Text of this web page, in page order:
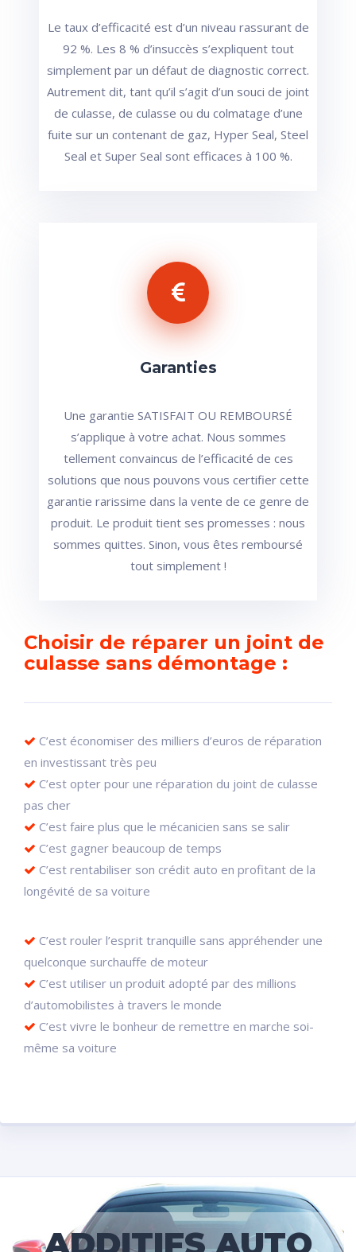
Le taux d’efficacité est d’un niveau rassurant de
92 %. Les 8 % d’insuccès s’expliquent tout
simplement par un défaut de diagnostic correct.
Autrement dit, tant qu’il s’agit d’un souci de joint
de culasse, de culasse ou du colmatage d’une
fuite sur un contenant de gaz, Hyper Seal, Steel
Seal et Super Seal sont efficaces à 100 %.
Garanties
Une garantie SATISFAIT OU REMBOURSÉ
s’applique à votre achat. Nous sommes
tellement convaincus de l’efficacité de ces
solutions que nous pouvons vous certifier cette
garantie rarissime dans la vente de ce genre de
produit. Le produit tient ses promesses : nous
sommes quittes. Sinon, vous êtes remboursé
tout simplement !
Choisir de réparer un joint de
culasse sans démontage :
C’est économiser des milliers d’euros de réparation
en investissant très peu
C’est opter pour une réparation du joint de culasse
pas cher
C’est faire plus que le mécanicien sans se salir
C’est gagner beaucoup de temps
C’est rentabiliser son crédit auto en profitant de la
longévité de sa voiture
C’est rouler l’esprit tranquille sans appréhender une
quelconque surchauffe de moteur
C’est utiliser un produit adopté par des millions
d’automobilistes à travers le monde
C’est vivre le bonheur de remettre en marche soi-
même sa voiture
ADDITIFS AUTO